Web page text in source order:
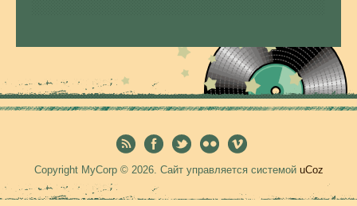
Copyright MyCorp © 2026. Сайт управляется системой uCoz